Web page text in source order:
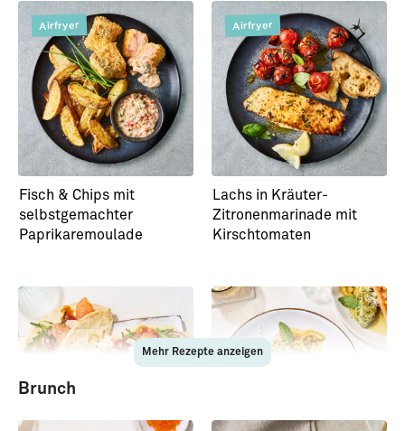
Airfryer
Fisch & Chips mit
selbstgemachter
Paprikaremoulade
Airfryer
Lachs in Kräuter-
Zitronenmarinade mit
Kirschtomaten
Mehr Rezepte anzeigen
Brunch